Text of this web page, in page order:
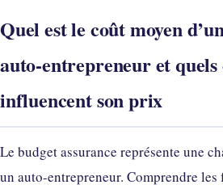
Quel est le coût moyen
auto-entrepreneur et
influencent son prix
Le budget assurance représente une
un auto-entrepreneur. Comprendre